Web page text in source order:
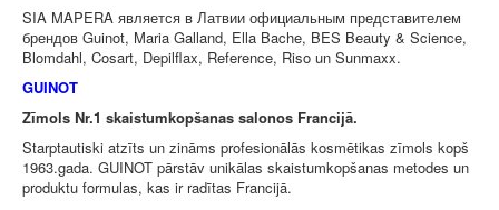
SIA MAPERA является в Латвии официальным представителем
брендов Guinot, Maria Galland, Ella Bache, BES Beauty & Science,
Blomdahl, Cosart, Depilflax, Reference, Riso un Sunmaxx.
GUINOT
Zīmols Nr.1 skaistumkopšanas salonos Francijā.
Starptautiski atzīts un zināms profesionālās kosmētikas zīmols kopš
1963.gada. GUINOT pārstāv unikālas skaistumkopšanas metodes un
produktu formulas, kas ir radītas Francijā.